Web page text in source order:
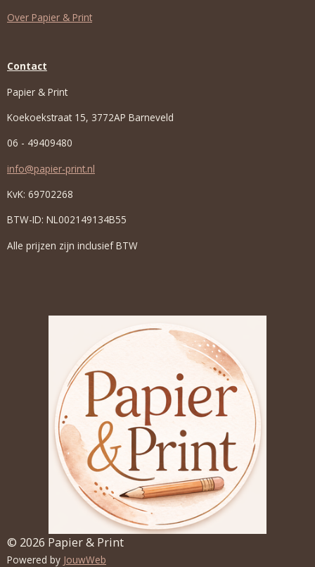
Over Papier & Print
Contact
Papier & Print
Koekoekstraat 15, 3772AP Barneveld
06 - 49409480
info@papier-print.nl
KvK: 69702268
BTW-ID: NL002149134B55
Alle prijzen zijn inclusief BTW
© 2026 Papier & Print
Powered by JouwWeb